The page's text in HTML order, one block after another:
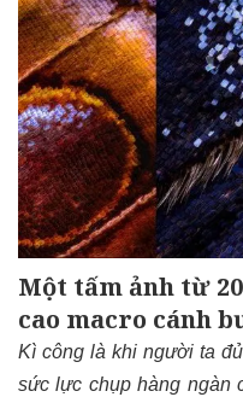
Một tấm ảnh từ
cao macro cánh
Kì công là khi người ta
sức lực chụp hàng ngàn